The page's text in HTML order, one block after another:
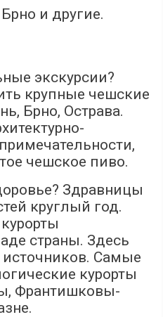
и другие.
экскурсии?
крупные чешские
Брно, Острава.
чешское пиво.
Здравницы
круглый год.
страны. Здесь
Самые
курорты
Франтишковы-